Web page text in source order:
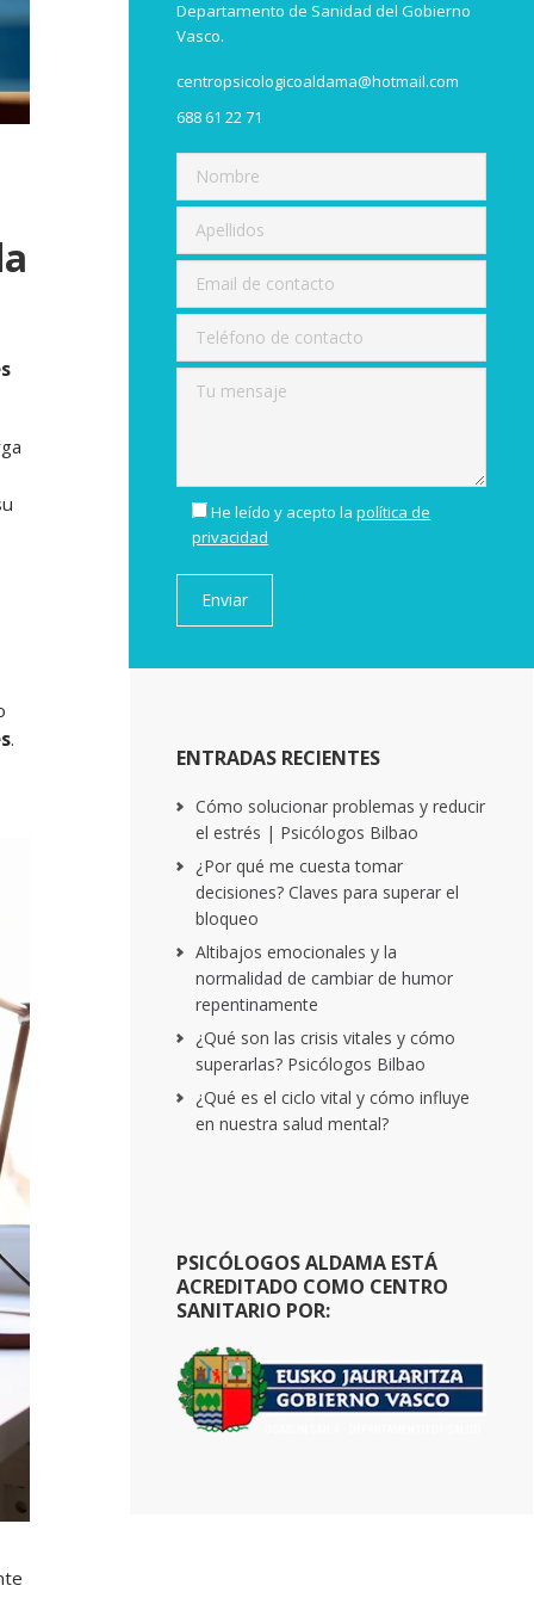
.
Departamento de Sanidad del Gobierno
Vasco.
centropsicologicoaldama@hotmail.com
688 61 22 71
He leído y acepto lapolítica de
privacidad
ENTRADAS RECIENTES
Cómo solucionar problemas y reducir
el estrés | Psicólogos Bilbao
¿Por qué me cuesta tomar
decisiones? Claves para superar el
bloqueo
Altibajos emocionales y la
normalidad de cambiar de humor
repentinamente
¿Qué son las crisis vitales y cómo
superarlas? Psicólogos Bilbao
¿Qué es el ciclo vital y cómo influye
en nuestra salud mental?
PSICÓLOGOS ALDAMA ESTÁ
ACREDITADO COMO CENTRO
SANITARIO POR: